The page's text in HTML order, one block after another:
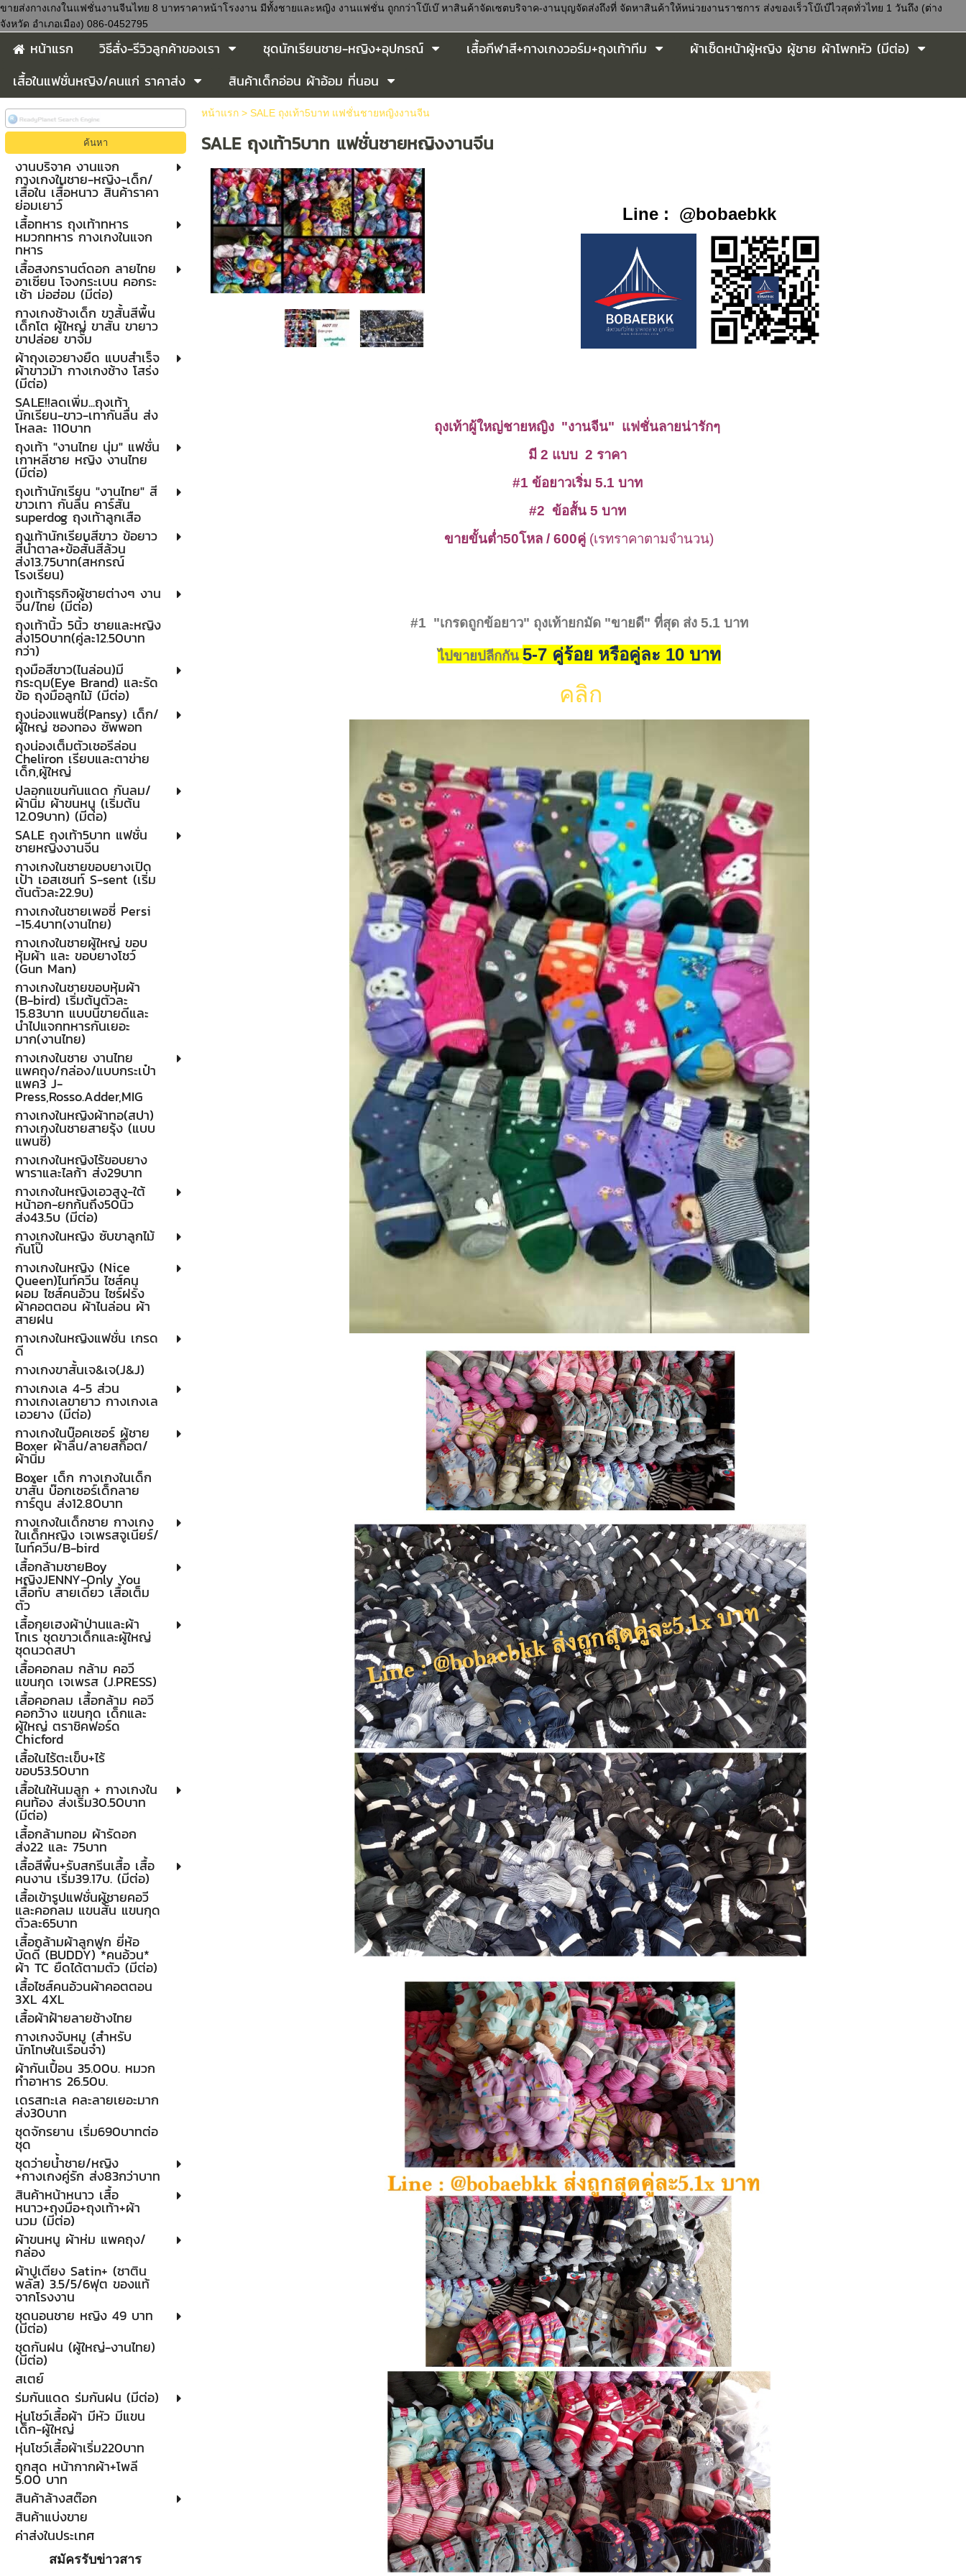
ขายส่งกางเกงในแฟชั่นงานจีนไทย 8 บาทราคาหน้าโรงงาน มีทั้งชายและหญิง งานแฟชั่น ถูกกว่าโบ๊เบ๊ หาสินค้าจัดเซตบริจาค-งานบุญจัดส่งถึงที่ จัดหาสินค้าให้หน่วยงานราชการ ส่งของเร็วโบ๊เบ๊ไวสุดทั่วไทย 1 วันถึง (ต่าง
จังหวัด อำเภอเมือง) 086-0452795
หน้าแรก วิธีสั่ง-รีวิวลูกค้าของเรา ชุดนักเรียนชาย-หญิง+อุปกรณ์ เสื้อกีฬาสี+กางเกงวอร์ม+ถุงเท้าทีม
ผ้าเช็ดหน้าผู้หญิง ผู้ชาย ผ้าโพกหัว (มีต่อ)
เสื้อในแฟชั่นหญิง/คนแก่ ราคาส่ง
สินค้าเด็กอ่อน ผ้าอ้อม ที่นอน
งานบริจาค งานแจก
กางเกงในชาย-หญิง-เด็ก/
เสื้อใน เสื้อหนาว สินค้าราคา
ย่อมเยาว์
เสื้อทหาร ถุงเท้าทหาร
หมวกทหาร กางเกงในแจก
ทหาร
เสื้อสงกรานต์ดอก ลายไทย
อาเซียน โจงกระเบน คอกระ
เช้า ม่อฮ่อม (มีต่อ)
กางเกงช้างเด็ก ขาสั้นสีพื้น
เด็กโต ผู้ใหญ่ ขาสั้น ขายาว
ขาปล่อย ขาจั๊ม
ผ้าถุงเอวยางยืด แบบสำเร็จ
ผ้าขาวม้า กางเกงช้าง โสร่ง
(มีต่อ)
SALE!!ลดเพิ่ม...ถุงเท้า
นักเรียน-ขาว-เทากันลื่น ส่ง
โหลละ 110บาท
ถุงเท้า "งานไทย นุ่ม" แฟชั่น
เกาหลีชาย หญิง งานไทย
(มีต่อ)
ถุงเท้านักเรียน "งานไทย" สี
ขาวเทา กันลื่น คาร์สัน
superdog ถุงเท้าลูกเสือ
ถุงเท้านักเรียนสีขาว ข้อยาว
สีน้ำตาล+ข้อสั้นสีล้วน
ส่ง13.75บาท(สหกรณ์
โรงเรียน)
ถุงเท้าธุรกิจผู้ชายต่างๆ งาน
จีน/ไทย (มีต่อ)
ถุงเท้านิ้ว 5นิ้ว ชายและหญิง
ส่ง150บาท(คู่ละ12.50บาท
กว่า)
ถุงมือสีขาว(ไนล่อน)มี
กระดุม(Eye Brand) และรัด
ข้อ ถุงมือลูกไม้ (มีต่อ)
ถุงน่องแพนซี่(Pansy) เด็ก/
ผู้ใหญ่ ซองทอง ซัพพอท
ถุงน่องเต็มตัวเชอรีล่อน
Cheliron เรียบและตาข่าย
เด็ก,ผู้ใหญ่
ปลอกแขนกันแดด กันลม/
ผ้านิ่ม ผ้าขนหนู (เริ่มต้น
12.09บาท) (มีต่อ)
SALE ถุงเท้า5บาท แฟชั่น
ชายหญิงงานจีน
กางเกงในชายขอบยางเปิด
เป้า เอสเซนท์ S-sent (เริ่ม
ต้นตัวละ22.9บ)
กางเกงในชายเพอซี่ Persi
-15.4บาท(งานไทย)
กางเกงในชายผู้ใหญ่ ขอบ
หุ้มผ้า และ ขอบยางโชว์
(Gun Man)
กางเกงในชายขอบหุ้มผ้า
(B-bird) เริ่มต้นตัวละ
15.83บาท แบบนี้ขายดีและ
นำไปแจกทหารกันเยอะ
มาก(งานไทย)
กางเกงในชาย งานไทย
แพคถุง/กล่อง/แบบกระเป๋า
แพค3 J-
Press,Rosso.Adder,MIG
กางเกงในหญิงผ้าทอ(สปา)
กางเกงในชายสายรุ้ง (แบบ
แพนซี่)
กางเกงในหญิงไร้ขอบยาง
พาราและไลก้า ส่ง29บาท
กางเกงในหญิงเอวสูง-ใต้
หน้าอก-ยกก้นถึง50นิ้ว
ส่ง43.5บ (มีต่อ)
กางเกงในหญิง ซับขาลูกไม้
กันโป๊
กางเกงในหญิง (Nice
Queen)ไนท์ควีน ไซส์คน
ผอม ไซส์คนอ้วน ไซร์ฝรั่ง
ผ้าคอตตอน ผ้าไนล่อน ผ้า
สายฝน
กางเกงในหญิงแฟชั่น เกรด
ดี
กางเกงขาสั้นเจ&เจ(J&J)
กางเกงเล 4-5 ส่วน
กางเกงเลขายาว กางเกงเล
เอวยาง (มีต่อ)
กางเกงในบ๊อคเซอร์ ผู้ชาย
Boxer ผ้าลื่น/ลายสก็อต/
ผ้านิ่ม
Boxer เด็ก กางเกงในเด็ก
ขาสั้น บ๊อกเซอร์เด็กลาย
การ์ตูน ส่ง12.80บาท
กางเกงในเด็กชาย กางเกง
ในเด็กหญิง เจเพรสจูเนียร์/
ไนท์ควีน/B-bird
เสื้อกล้ามชายBoy
หญิงJENNY-Only You
เสื้อทับ สายเดี่ยว เสื้อเต็ม
ตัว
เสื้อกุยเฮงผ้าป่านและผ้า
โทเร ชุดขาวเด็กและผู้ใหญ่
ชุดนวดสปา
เสื้อคอกลม กล้าม คอวี
แขนกุด เจเพรส (J.PRESS)
เสื้อคอกลม เสื้อกล้าม คอวี
คอกว้าง แขนกุด เด็กและ
ผู้ใหญ่ ตราชิคฟอร์ด
Chicford
เสื้อในไร้ตะเข็บ+ไร้
ขอบ53.50บาท
เสื้อในให้นมลูก + กางเกงใน
คนท้อง ส่งเริ่ม30.50บาท
(มีต่อ)
เสื้อกล้ามทอม ผ้ารัดอก
ส่ง22 และ 75บาท
เสื้อสีพื้น+รับสกรีนเสื้อ เสื้อ
คนงาน เริ่ม39.17บ. (มีต่อ)
เสื้อเข้ารูปแฟชั่นผู้ชายคอวี
และคอกลม แขนสั้น แขนกุด
ตัวละ65บาท
เสื้อกล้ามผ้าลูกฟูก ยี่ห้อ
บัดดี้ (BUDDY) *คนอ้วน*
ผ้า TC ยืดได้ตามตัว (มีต่อ)
เสื้อไซส์คนอ้วนผ้าคอตตอน
3XL 4XL
เสื้อผ้าฝ้ายลายช้างไทย
กางเกงจับหมู (สำหรับ
นักโทษในเรือนจำ)
ผ้ากันเปื้อน 35.00บ. หมวก
ทำอาหาร 26.50บ.
เดรสทะเล คละลายเยอะมาก
ส่ง30บาท
ชุดจักรยาน เริ่ม690บาทต่อ
ชุด
ชุดว่ายน้ำชาย/หญิง
+กางเกงคู่รัก ส่ง83กว่าบาท
สินค้าหน้าหนาว เสื้อ
หนาว+ถุงมือ+ถุงเท้า+ผ้า
นวม (มีต่อ)
ผ้าขนหนู ผ้าห่ม แพคถุง/
กล่อง
ผ้าปูเตียง Satin+ (ซาติน
พลัส) 3.5/5/6ฟุต ของแท้
จากโรงงาน
ชุดนอนชาย หญิง 49 บาท
(มีต่อ)
ชุดกันฝน (ผู้ใหญ่-งานไทย)
(มีต่อ)
สเตย์
ร่มกันแดด ร่มกันฝน (มีต่อ)
หุ่นโชว์เสื้อผ้า มีหัว มีแขน
เด็ก-ผู้ใหญ่
หุ่นโชว์เสื้อผ้าเริ่ม220บาท
ถูกสุด หน้ากากผ้า+โพลี
5.00 บาท
สินค้าล้างสต๊อก
สินค้าแบ่งขาย
ค่าส่งในประเทศ
สมัครรับข่าวสาร
หน้าแรก> SALE ถุงเท้า5บาท แฟชั่นชายหญิงงานจีน
SALE ถุงเท้า5บาท แฟชั่นชายหญิงงานจีน
Line : @bobaebkk
ถุงเท้าผู้ใหญ่ชายหญิง "งานจีน" แฟชั่นลายน่ารักๆ
มี 2 แบบ 2 ราคา
#1 ข้อยาวเริ่ม 5.1 บาท
#2 ข้อสั้น 5 บาท
ขายขั้นต่ำ50โหล / 600คู่ (เรทราคาตามจำนวน)
#1 "เกรดถูกข้อยาว" ถุงเท้ายกมัด "ขายดี" ที่สุด ส่ง 5.1 บาท
ไปขายปลีกกัน 5-7 คู่ร้อย หรือคู่ละ 10 บาท
คลิก